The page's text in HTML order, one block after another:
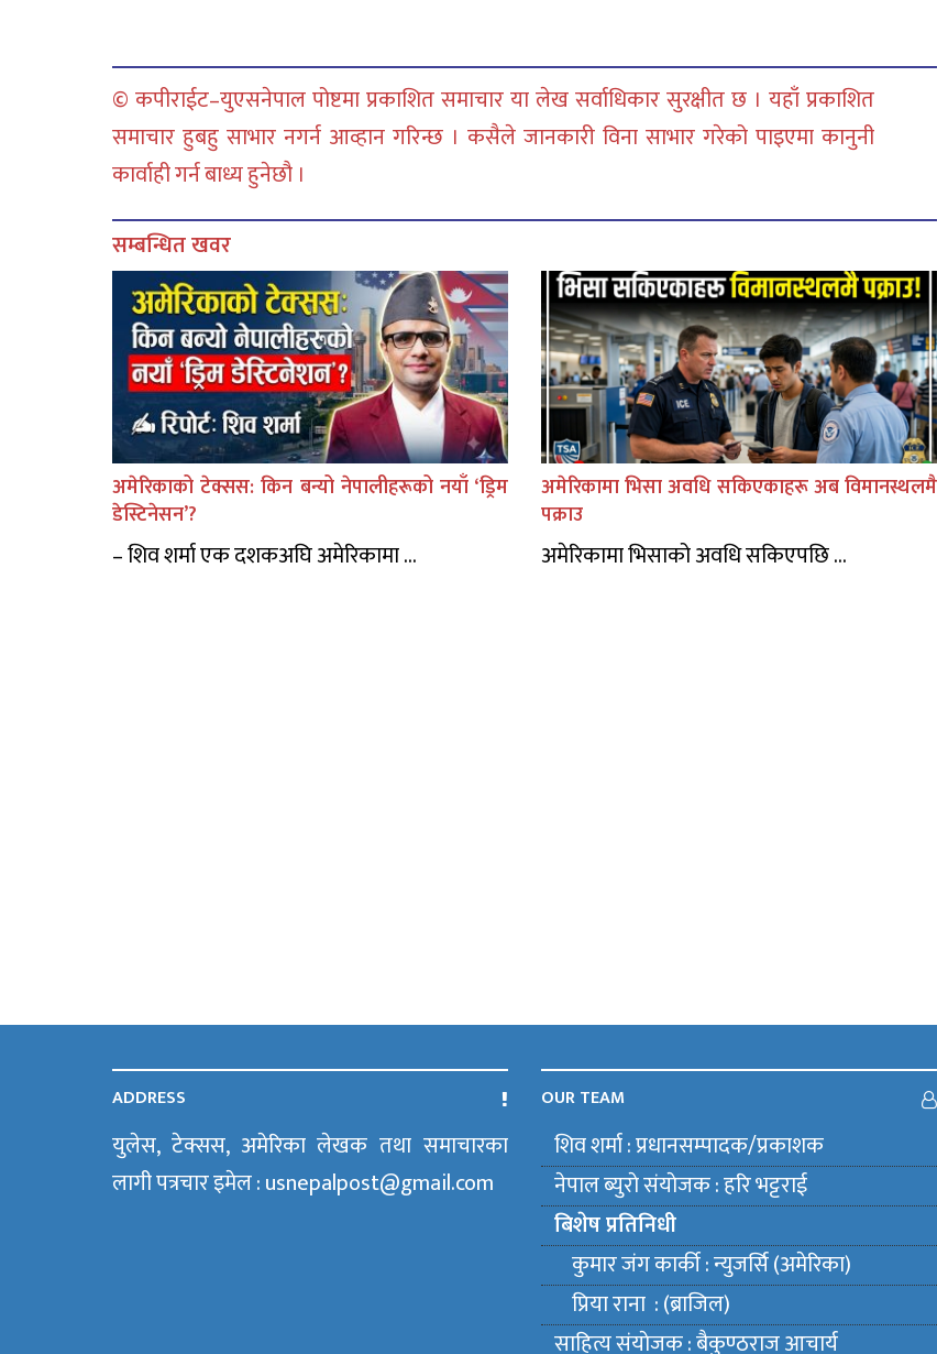
© कपीराईट–युएसनेपाल पोष्टमा प्रकाशित समाचार या लेख सर्वाधिकार सुरक्षीत छ । यहाँ प्रकाशित
समाचार हुबहु साभार नगर्न आव्हान गरिन्छ । कसैले जानकारी विना साभार गरेको पाइएमा कानुनी
कार्वाही गर्न बाध्य हुनेछौ ।
सम्बन्धित खवर
अमेरिकाको टेक्सस: किन बन्यो नेपालीहरूको नयाँ ‘ड्रिम
डेस्टिनेसन’?
– शिव शर्मा एक दशकअघि अमेरिकामा ...
अमेरिकामा भिसा अवधि सकिएकाहरू अब विमानस्थलमै
पक्राउ
अमेरिकामा भिसाको अवधि सकिएपछि ...
ADDRESS
युलेस, टेक्सस, अमेरिका लेखक तथा समाचारका
लागी पत्रचार इमेल : usnepalpost@gmail.com
OUR TEAM
शिव शर्मा : प्रधानसम्पादक/प्रकाशक
नेपाल ब्युराे संयाेजक : हरि भट्टराई
बिशेष प्रतिनिधी
कुमार जंग कार्की : न्युजर्सि (अमेरिका)
प्रिया राना : (ब्राजिल)
साहित्य संयाेजक : बैकुण्ठराज आचार्य